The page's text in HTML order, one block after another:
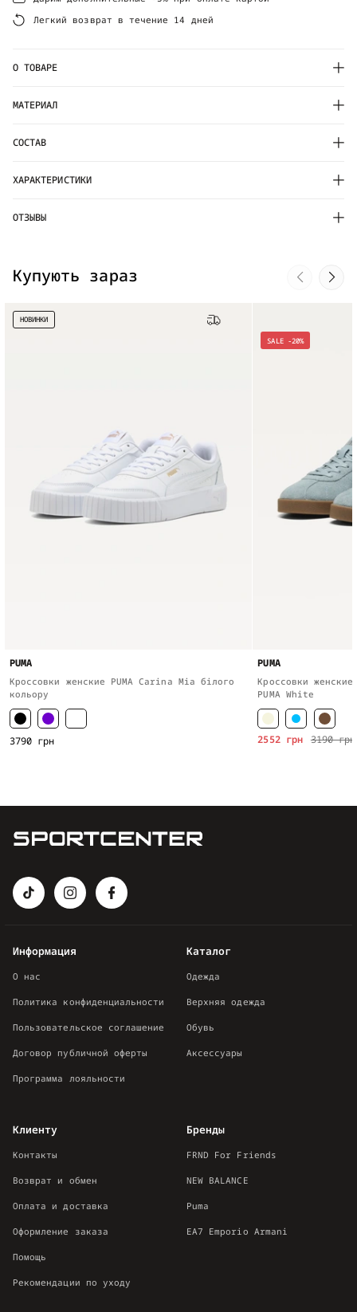
Легкий возврат в течение 14 дней
О ТОВАРЕ
МАТЕРИАЛ
СОСТАВ
ХАРАКТЕРИСТИКИ
ОТЗЫВЫ
Купують зараз
НОВИНКИ
PUMA
Кроссовки женские PUMA Carina Mia білого
кольору
3790 грн
SALE -20%
PUMA
Кроссовки
PUMA White
3190 грн
2552 грн
Каталог
Одежда
Верхняя одежда
Обувь
Аксессуары
Информация
О нас
Политика конфиденциальности
Пользовательское соглашение
Договор публичной оферты
Программа лояльности
Клиенту
Контакты
Возврат и обмен
Оплата и доставка
Оформление заказа
Помощь
Рекомендации по уходу
Бренды
FRND For Friends
NEW BALANCE
Puma
EA7 Emporio Armani